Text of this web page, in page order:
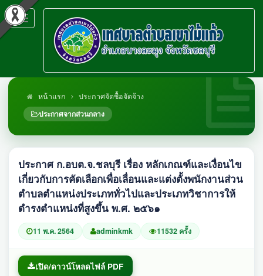
Toggle
navigation
หน้าแรก
ประกาศจัดซื้อจัดจ้าง
ประกาศจากส่วนกลาง
ประกาศ ก.อบต.จ.ชลบุรี เรื่อง หลักเกณฑ์และเงื่อนไข
เกี่ยวกับการคัดเลือกเพื่อเลื่อนและแต่งตั้งพนักงานส่วน
ตำบลตำแหน่งประเภททั่วไปและประเภทวิชาการให้
ดำรงตำแหน่งที่สูงขึ้น พ.ศ. ๒๕๖๑
11 พ.ค. 2564 adminkmk 11532 ครั้ง
เปิด/ดาวน์โหลดไฟล์ PDF